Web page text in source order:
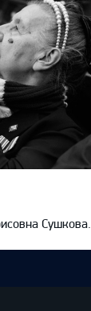
Сушкова…